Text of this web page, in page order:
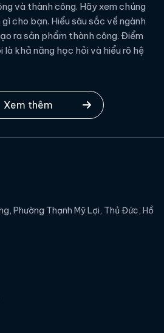
và thành công. Hãy xem chúng
cho bạn. Hiểu sâu sắc về ngành
ra sản phẩm thành công. Điểm
khả năng học hỏi và hiểu rõ hệ
Xem thêm
Phường Thạnh Mỹ Lợi, Thủ Đức, Hồ